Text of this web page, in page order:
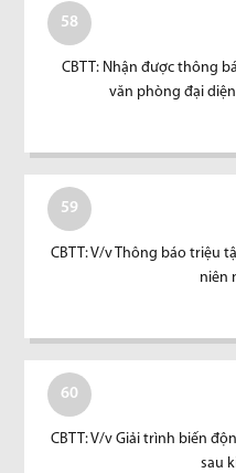
58
CBTT: Nhận được thông
văn phòng đại diện
59
CBTT: V/v Thông báo triệu
niên
60
CBTT: V/v Giải trình biến
sau